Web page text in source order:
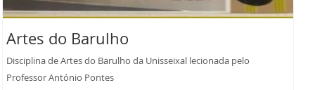
Artes do Barulho
Disciplina de Artes do Barulho da Unisseixal lecionada pelo
Professor António Pontes